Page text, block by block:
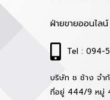
ฝ่ายขายออนไล
Tel : 094-
บริษัท ช ช้าง จำ
ที่อยู่ 444/9 หมู่